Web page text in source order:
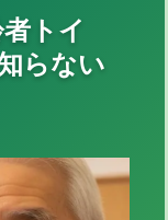
トイ
らない